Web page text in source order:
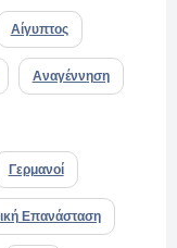
Αίγυπτος
Αναγέννηση
Γερμανοί
Επανάσταση